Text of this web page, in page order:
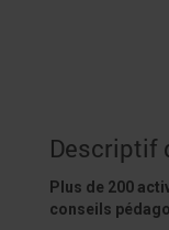
Descriptif
Plus de 200
conseils